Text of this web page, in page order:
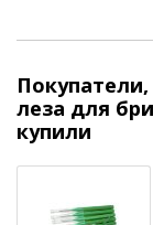
леза для
купили